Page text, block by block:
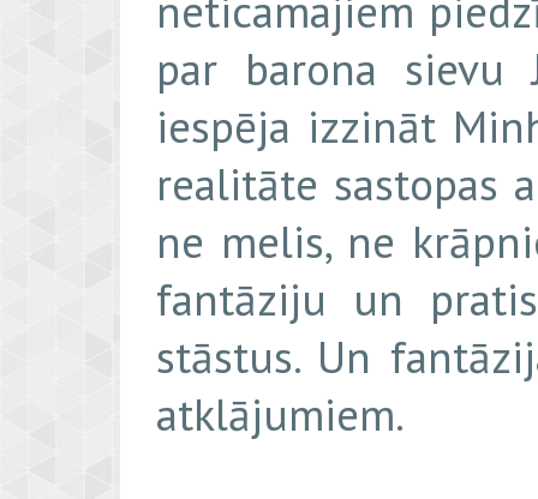
par barona sievu
iespēja izzināt
realitāte sastopas
ne melis, ne
fantāziju un
stāstus. Un
atklājumiem.